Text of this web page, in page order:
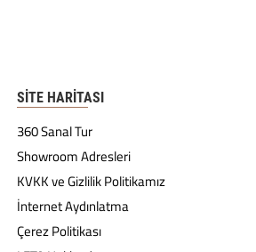
SITE HARITASI
360 Sanal Tur
Showroom Adresleri
KVKK ve Gizlilik Politikamız
İnternet Aydınlatma
Çerez Politikası